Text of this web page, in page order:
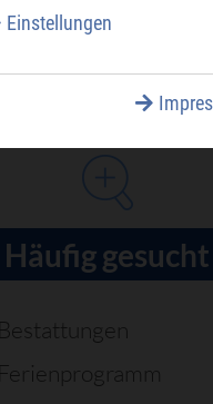
Häufig gesucht
Bestattungen
Ferienprogramm
Einstellungen